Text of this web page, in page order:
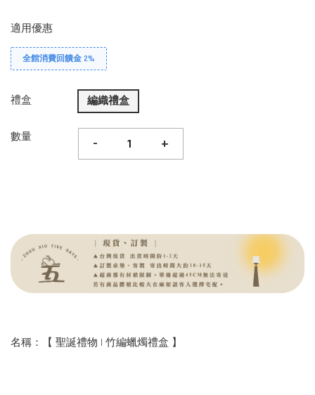
適用優惠
全館消費回饋金 2%
禮盒 編織禮盒
數量 - +
名稱：【 聖誕禮物 | 竹編蠟燭禮盒 】